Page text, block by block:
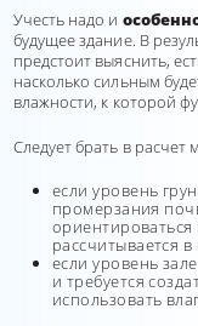
Учесть надо и
будущее здание. В
предстоит выяснить,
насколько сильным
влажности, к которой
Следует брать в расчет
если уровень
промерзания
ориентироваться
рассчитывается
если уровень
и требуется
использовать